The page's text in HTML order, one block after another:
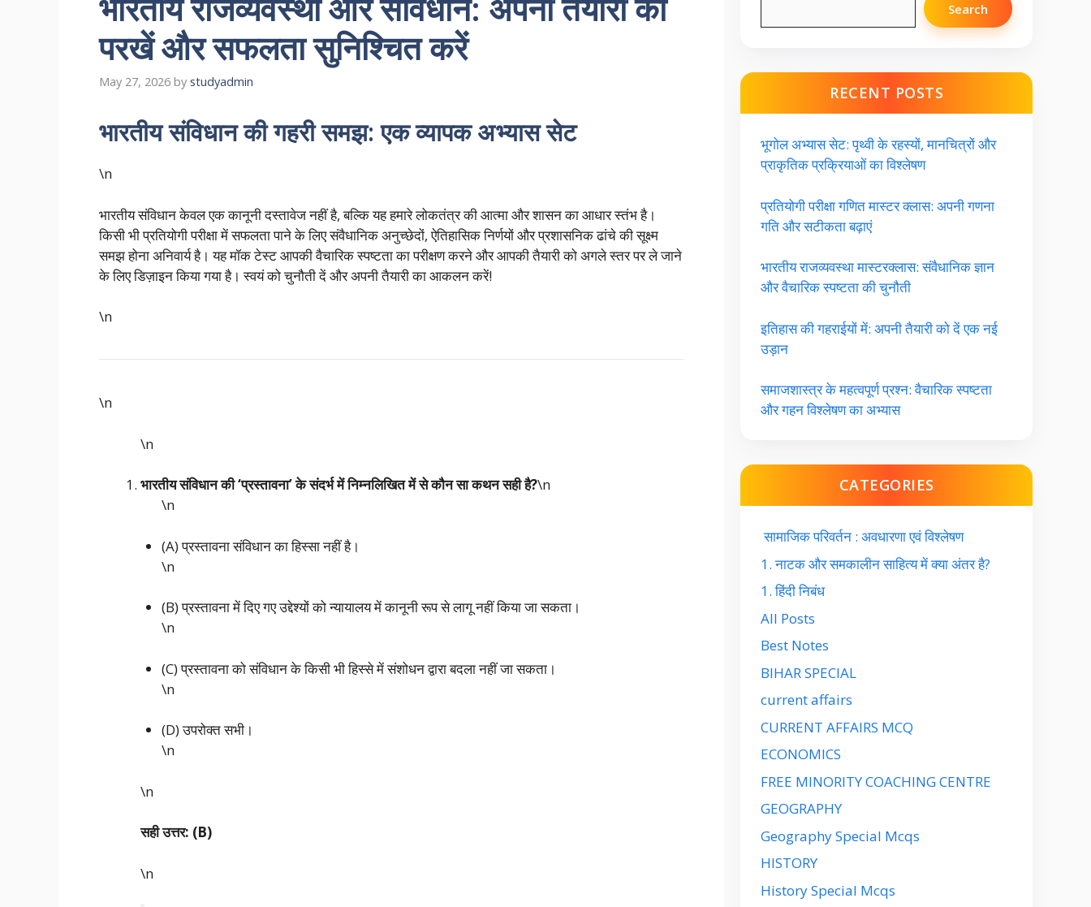
परखें और सफलता सुनिश्चित करें
May 27, 2026 by studyadmin
भारतीय संविधान की गहरी समझ: एक व्यापक अभ्यास सेट
\n
भारतीय संविधान केवल एक कानूनी दस्तावेज नहीं है, बल्कि यह हमारे लोकतंत्र की आत्मा और शासन का आधार स्तंभ है।
किसी भी प्रतियोगी परीक्षा में सफलता पाने के लिए संवैधानिक अनुच्छेदों, ऐतिहासिक निर्णयों और प्रशासनिक ढांचे की सूक्ष्म
समझ होना अनिवार्य है। यह मॉक टेस्ट आपकी वैचारिक स्पष्टता का परीक्षण करने और आपकी तैयारी को अगले स्तर पर ले जाने
के लिए डिज़ाइन किया गया है। स्वयं को चुनौती दें और अपनी तैयारी का आकलन करें!
\n
\n
\n
भारतीय संविधान की ‘प्रस्तावना’ के संदर्भ में निम्नलिखित में से कौन सा कथन सही है?\n
\n
(A) प्रस्तावना संविधान का हिस्सा नहीं है।
\n
(B) प्रस्तावना में दिए गए उद्देश्यों को न्यायालय में कानूनी रूप से लागू नहीं किया जा सकता।
\n
(C) प्रस्तावना को संविधान के किसी भी हिस्से में संशोधन द्वारा बदला नहीं जा सकता।
\n
(D) उपरोक्त सभी।
\n
\n
सही उत्तर: (B)
\n
Search
RECENT POSTS
भूगोल अभ्यास सेट: पृथ्वी के रहस्यों, मानचित्रों और
प्राकृतिक प्रक्रियाओं का विश्लेषण
प्रतियोगी परीक्षा गणित मास्टर क्लास: अपनी गणना
गति और सटीकता बढ़ाएं
भारतीय राजव्यवस्था मास्टरक्लास: संवैधानिक ज्ञान
और वैचारिक स्पष्टता की चुनौती
इतिहास की गहराईयों में: अपनी तैयारी को दें एक नई
उड़ान
समाजशास्त्र के महत्वपूर्ण प्रश्न: वैचारिक स्पष्टता
और गहन विश्लेषण का अभ्यास
CATEGORIES
सामाजिक परिवर्तन : अवधारणा एवं विश्लेषण
1. नाटक और समकालीन साहित्य में क्या अंतर है?
1. हिंदी निबंध
All Posts
Best Notes
BIHAR SPECIAL
current affairs
CURRENT AFFAIRS MCQ
ECONOMICS
FREE MINORITY COACHING CENTRE
GEOGRAPHY
Geography Special Mcqs
HISTORY
History Special Mcqs